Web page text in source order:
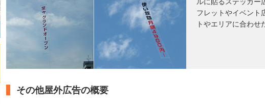
フレットやイベント
トやエリアに合わ
その他屋外広告の概要